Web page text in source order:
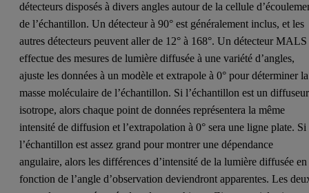
détecteurs disposés à divers angles autour de la cellule
de l’échantillon. Un détecteur à 90° est généralement inclus, et les
autres détecteurs peuvent aller de 12° à 168°. Un détecteur MALS
effectue des mesures de lumière diffusée à une variété d’angles,
ajuste les données à un modèle et extrapole à 0° pour déterminer la
masse moléculaire de l’échantillon. Si l’échantillon est un diffuseur
isotrope, alors chaque point de données représentera la même
intensité de diffusion et l’extrapolation à 0° sera une ligne plate. Si
l’échantillon est assez grand pour montrer une dépendance
angulaire, alors les différences d’intensité de la lumière diffusée en
fonction de l’angle d’observation deviendront apparentes. Les